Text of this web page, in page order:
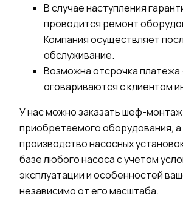
В случае наступления
проводится ремонт
Компания осуществляет
обслуживание.
Возможна отсрочка платежа
оговариваются с клиентом
У нас можно заказать шеф-монтаж
приобретаемого оборудования, а
производство насосных
базе любого насоса с учетом
эксплуатации и особенностей
независимо от его масштаба.